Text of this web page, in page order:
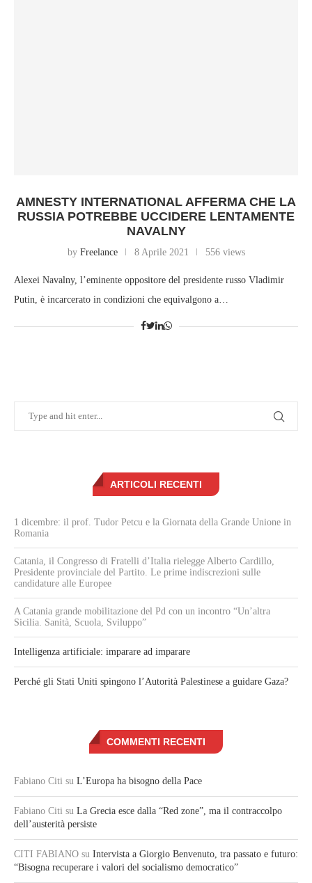
AMNESTY INTERNATIONAL AFFERMA CHE LA
RUSSIA POTREBBE UCCIDERE LENTAMENTE
NAVALNY
by Freelance 8 Aprile 2021 556 views
Alexei Navalny, l’eminente oppositore del presidente russo Vladimir
Putin, è incarcerato in condizioni che equivalgono a…
ARTICOLI RECENTI
1 dicembre: il prof. Tudor Petcu e la Giornata della Grande Unione in
Romania
Catania, il Congresso di Fratelli d’Italia rielegge Alberto Cardillo,
Presidente provinciale del Partito. Le prime indiscrezioni sulle
candidature alle Europee
A Catania grande mobilitazione del Pd con un incontro “Un’altra
Sicilia. Sanità, Scuola, Sviluppo”
Intelligenza artificiale: imparare ad imparare
Perché gli Stati Uniti spingono l’Autorità Palestinese a guidare Gaza?
COMMENTI RECENTI
Fabiano Citi su L’Europa ha bisogno della Pace
Fabiano Citi su La Grecia esce dalla “Red zone”, ma il contraccolpo
dell’austerità persiste
CITI FABIANO su Intervista a Giorgio Benvenuto, tra passato e futuro:
“Bisogna recuperare i valori del socialismo democratico”